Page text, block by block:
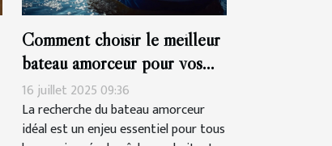
Comment choisir le meilleur
bateau amorceur pour vos
sessions de pêche ?
16 juillet 2025 09:36
La recherche du bateau amorceur
idéal est un enjeu essentiel pour tous